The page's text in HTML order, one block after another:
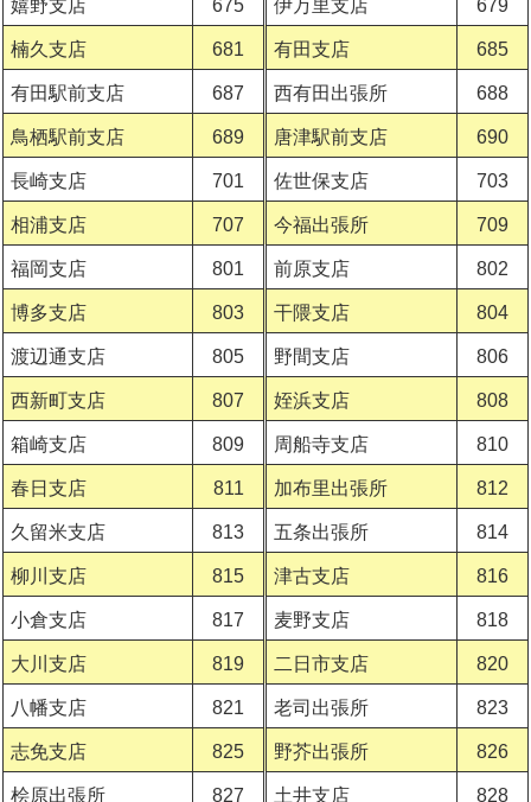
嬉野支店 675 伊万里支店 679
楠久支店 681 有田支店 685
有田駅前支店 687 西有田出張所 688
鳥栖駅前支店 689 唐津駅前支店 690
長崎支店 701 佐世保支店 703
相浦支店 707 今福出張所 709
福岡支店 801 前原支店 802
博多支店 803 干隈支店 804
渡辺通支店 805 野間支店 806
西新町支店 807 姪浜支店 808
箱崎支店 809 周船寺支店 810
春日支店 811 加布里出張所 812
久留米支店 813 五条出張所 814
柳川支店 815 津古支店 816
小倉支店 817 麦野支店 818
大川支店 819 二日市支店 820
八幡支店 821 老司出張所 823
志免支店 825 野芥出張所 826
桧原出張所 827 土井支店 828